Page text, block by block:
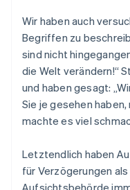
Wir haben auch
Begriffen zu
sind nicht
die Welt verändern!“
und haben gesagt:
Sie je gesehen haben,
machte es viel
Letztendlich haben
für Verzögerungen als
Aufsichtsbehörde